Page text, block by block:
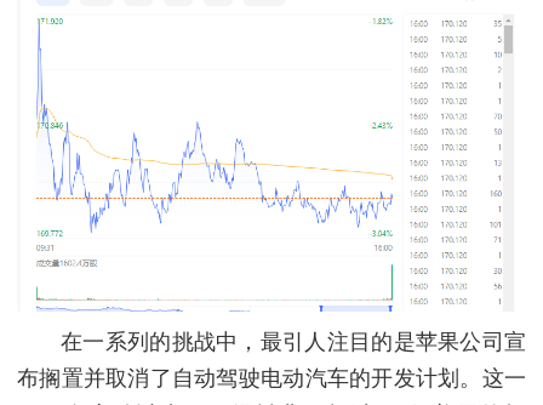
在一系列的挑战中，最引人注目的是苹果公司宣
布搁置并取消了自动驾驶电动汽车的开发计划。这一